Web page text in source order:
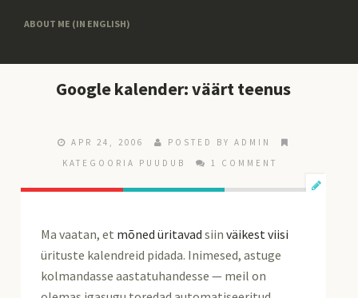
ABOUT ME (IN ENGLISH)
Google kalender: väärt teenus
APR 24, 2006
POSTED BY ADMIN
KATEGOORIA PUUDUB
1 COMMENT
Ma vaatan, et mõned üritavad siinväikest viisi
ürituste kalendreid pidada. Inimesed, astuge
kolmandasse aastatuhandesse — meil on